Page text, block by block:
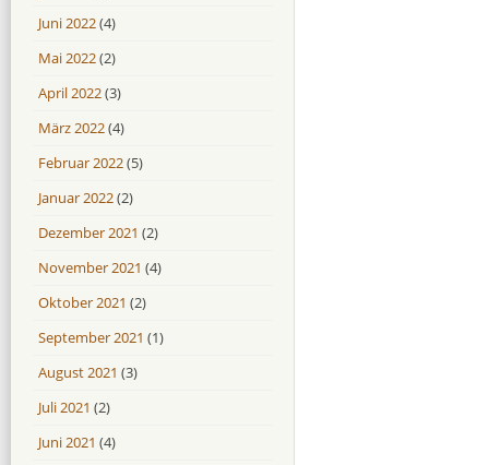
Juni 2022(4)
Mai 2022(2)
April 2022(3)
März 2022(4)
Februar 2022(5)
Januar 2022(2)
Dezember 2021 (2)
November 2021 (4)
Oktober 2021 (2)
September 2021 (1)
August 2021 (3)
Juli 2021 (2)
Juni 2021 (4)